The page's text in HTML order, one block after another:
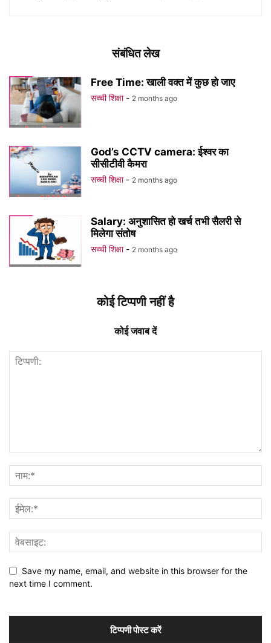
संबंधित लेख
Free Time: खाली वक्त में कुछ हो जाए
सच्ची शिक्षा - 2 months ago
God’s CCTV camera: ईश्वर का
सीसीटीवी कैमरा
सच्ची शिक्षा - 2 months ago
Salary: अनुशासित हो खर्च तभी सैलरी से
मिलेगा संतोष
सच्ची शिक्षा - 2 months ago
कोई टिप्पणी नहीं है
कोई जवाब दें
Save my name, email, and website in this browser for the
next time I comment.